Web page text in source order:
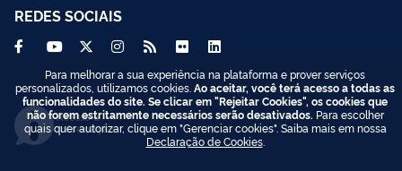
REDES SOCIAIS
Acesso à
Informação
Para melhorar a sua experiência na plataforma e prover serviços
personalizados, utilizamos cookies. Ao aceitar, você terá acesso a todas as
funcionalidades do site. Se clicar em "Rejeitar Cookies", os cookies que
não forem estritamente necessários serão desativados. Para escolher
quais quer autorizar, clique em "Gerenciar cookies". Saiba mais em nossa
Declaração de Cookies.